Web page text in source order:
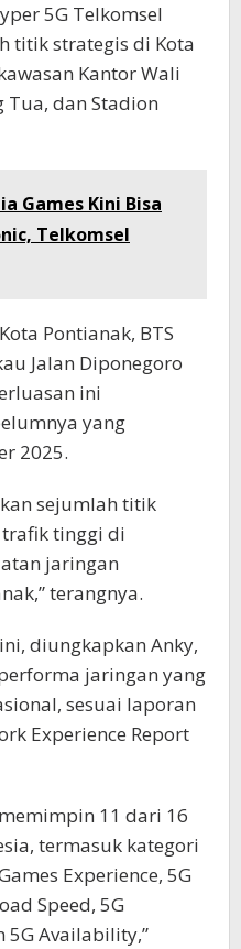
5G Telkomsel
titik strategis di Kota
Kantor Wali
Tua, dan Stadion
Games Kini Bisa
Telkomsel
Pontianak, BTS
Jalan Diponegoro
ini
yang
2025.
sejumlah titik
tinggi di
jaringan
terangnya.
diungkapkan Anky,
jaringan yang
sesuai laporan
Experience Report
11 dari 16
termasuk kategori
Experience, 5G
Speed, 5G
5G Availability,”